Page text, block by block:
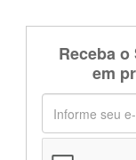
Receba
em